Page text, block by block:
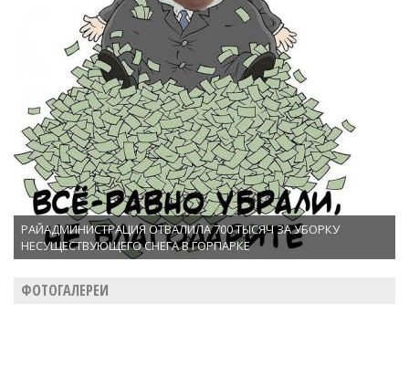
РАЙАДМИНИСТРАЦИЯ ОТВАЛИЛА 700 ТЫСЯЧ ЗА УБОРКУ
НЕСУЩЕСТВУЮЩЕГО СНЕГА В ГОРПАРКЕ
ФОТОГАЛЕРЕИ